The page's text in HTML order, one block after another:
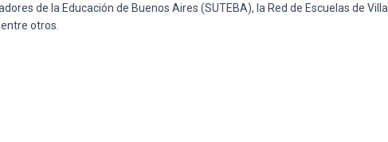
de la Educación de Buenos Aires (SUTEBA), la Red de Escuelas de Villa
otros.